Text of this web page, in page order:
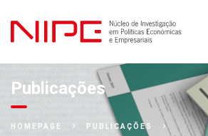
Publicações
HOMEPAGE
PUBLICAÇÕES